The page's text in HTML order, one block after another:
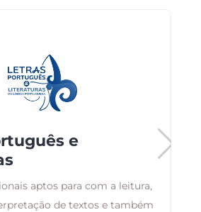
e
aptos para com a leitura,
de textos e também